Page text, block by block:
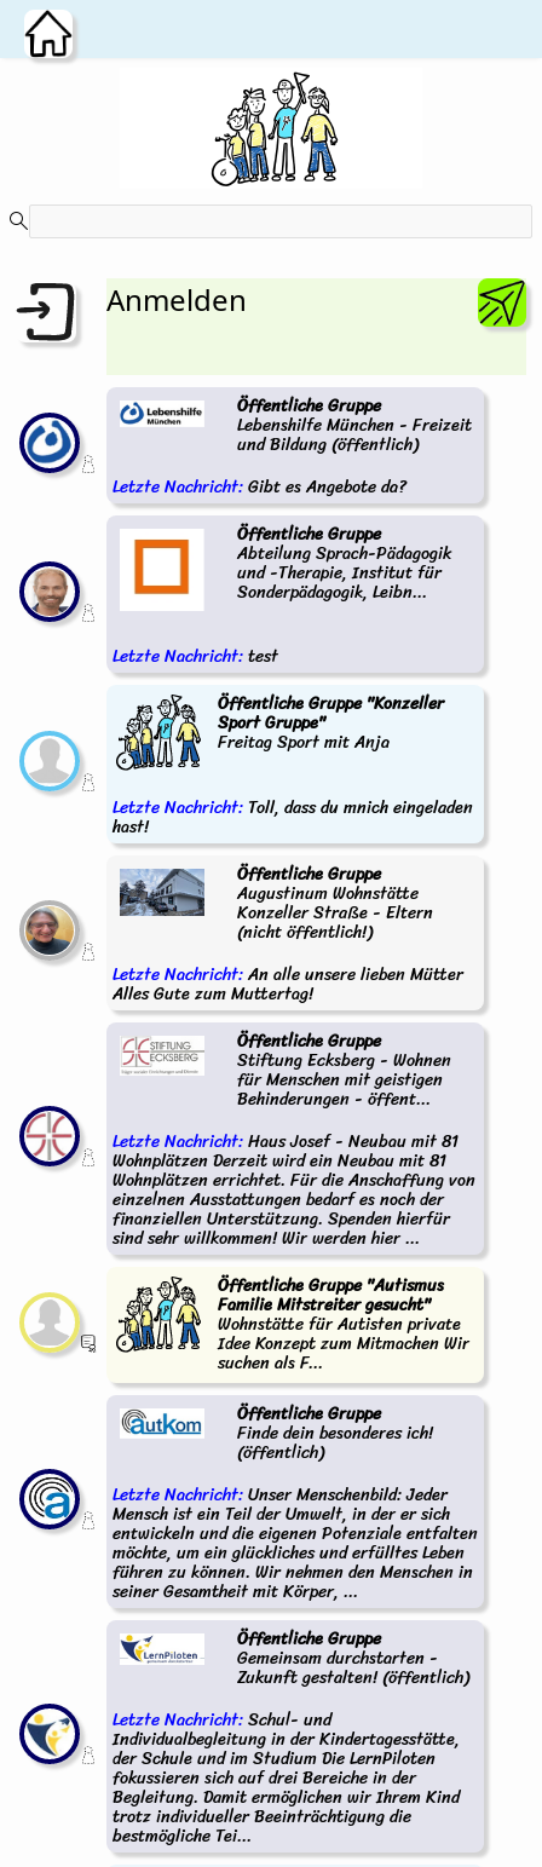
Zum Hauptinhalt wechseln
Anmelden
Öffentliche Gruppe
Lebenshilfe München - Freizeit
und Bildung (öffentlich)
Letzte Nachricht:Gibt es Angebote da?
Öffentliche Gruppe
Abteilung Sprach-Pädagogik
und -Therapie, Institut für
Sonderpädagogik, Leibn...
Letzte Nachricht:test
Öffentliche Gruppe "Konzeller
Sport Gruppe"
Freitag Sport mit Anja
Letzte Nachricht: Toll, dass du mnich eingeladen
hast!
Öffentliche Gruppe
Augustinum Wohnstätte
Konzeller Straße - Eltern
(nicht öffentlich!)
Letzte Nachricht:An alle unsere lieben Mütter
Alles Gute zum Muttertag!
Öffentliche Gruppe
Stiftung Ecksberg - Wohnen
für Menschen mit geistigen
Behinderungen - öffent...
Letzte Nachricht:Haus Josef - Neubau mit 81
Wohnplätzen Derzeit wird ein Neubau mit 81
Wohnplätzen errichtet. Für die Anschaffung von
einzelnen Ausstattungen bedarf es noch der
finanziellen Unterstützung. Spenden hierfür
sind sehr willkommen! Wir werden hier ...
Öffentliche Gruppe "Autismus
Familie Mitstreiter gesucht"
Wohnstätte für Autisten private
Idee Konzept zum Mitmachen Wir
suchen als F...
Öffentliche Gruppe
Finde dein besonderes ich!
(öffentlich)
Letzte Nachricht:Unser Menschenbild: Jeder
Mensch ist ein Teil der Umwelt, in der er sich
entwickeln und die eigenen Potenziale entfalten
möchte, um ein glückliches und erfülltes Leben
führen zu können. Wir nehmen den Menschen in
seiner Gesamtheit mit Körper, ...
Öffentliche Gruppe
Gemeinsam durchstarten -
Zukunft gestalten! (öffentlich)
Letzte Nachricht:Schul- und
Individualbegleitung in der Kindertagesstätte,
der Schule und im Studium Die LernPiloten
fokussieren sich auf drei Bereiche in der
Begleitung. Damit ermöglichen wir Ihrem Kind
trotz individueller Beeinträchtigung die
bestmögliche Tei...